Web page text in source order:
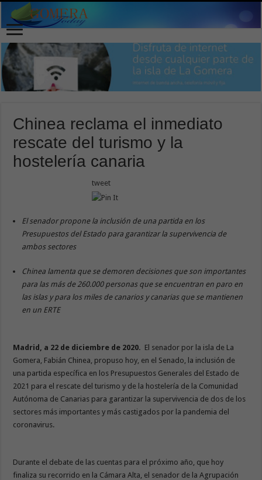
Chinea reclama el inmediato
rescate del turismo y la
hostelería canaria
tweet
El senador propone la inclusión de una partida en los
Presupuestos del Estado para garantizar la supervivencia de
ambos sectores
Chinea lamenta que se demoren decisiones que son importantes
para las más de 260.000 personas que se encuentran en paro en
las islas y para los miles de canarios y canarias que se mantienen
en un ERTE
Madrid, a 22 de diciembre de 2020. El senador por la isla de La
Gomera, Fabián Chinea, propuso hoy, en el Senado, la inclusión de
una partida específica en los Presupuestos Generales del Estado de
2021 para el rescate del turismo y de la hostelería de la Comunidad
Autónoma de Canarias para garantizar la supervivencia de dos de los
sectores más importantes y más castigados por la pandemia del
coronavirus.
Durante el debate de las cuentas para el próximo año, que hoy
finaliza su recorrido en la Cámara Alta, el senador de la Agrupación